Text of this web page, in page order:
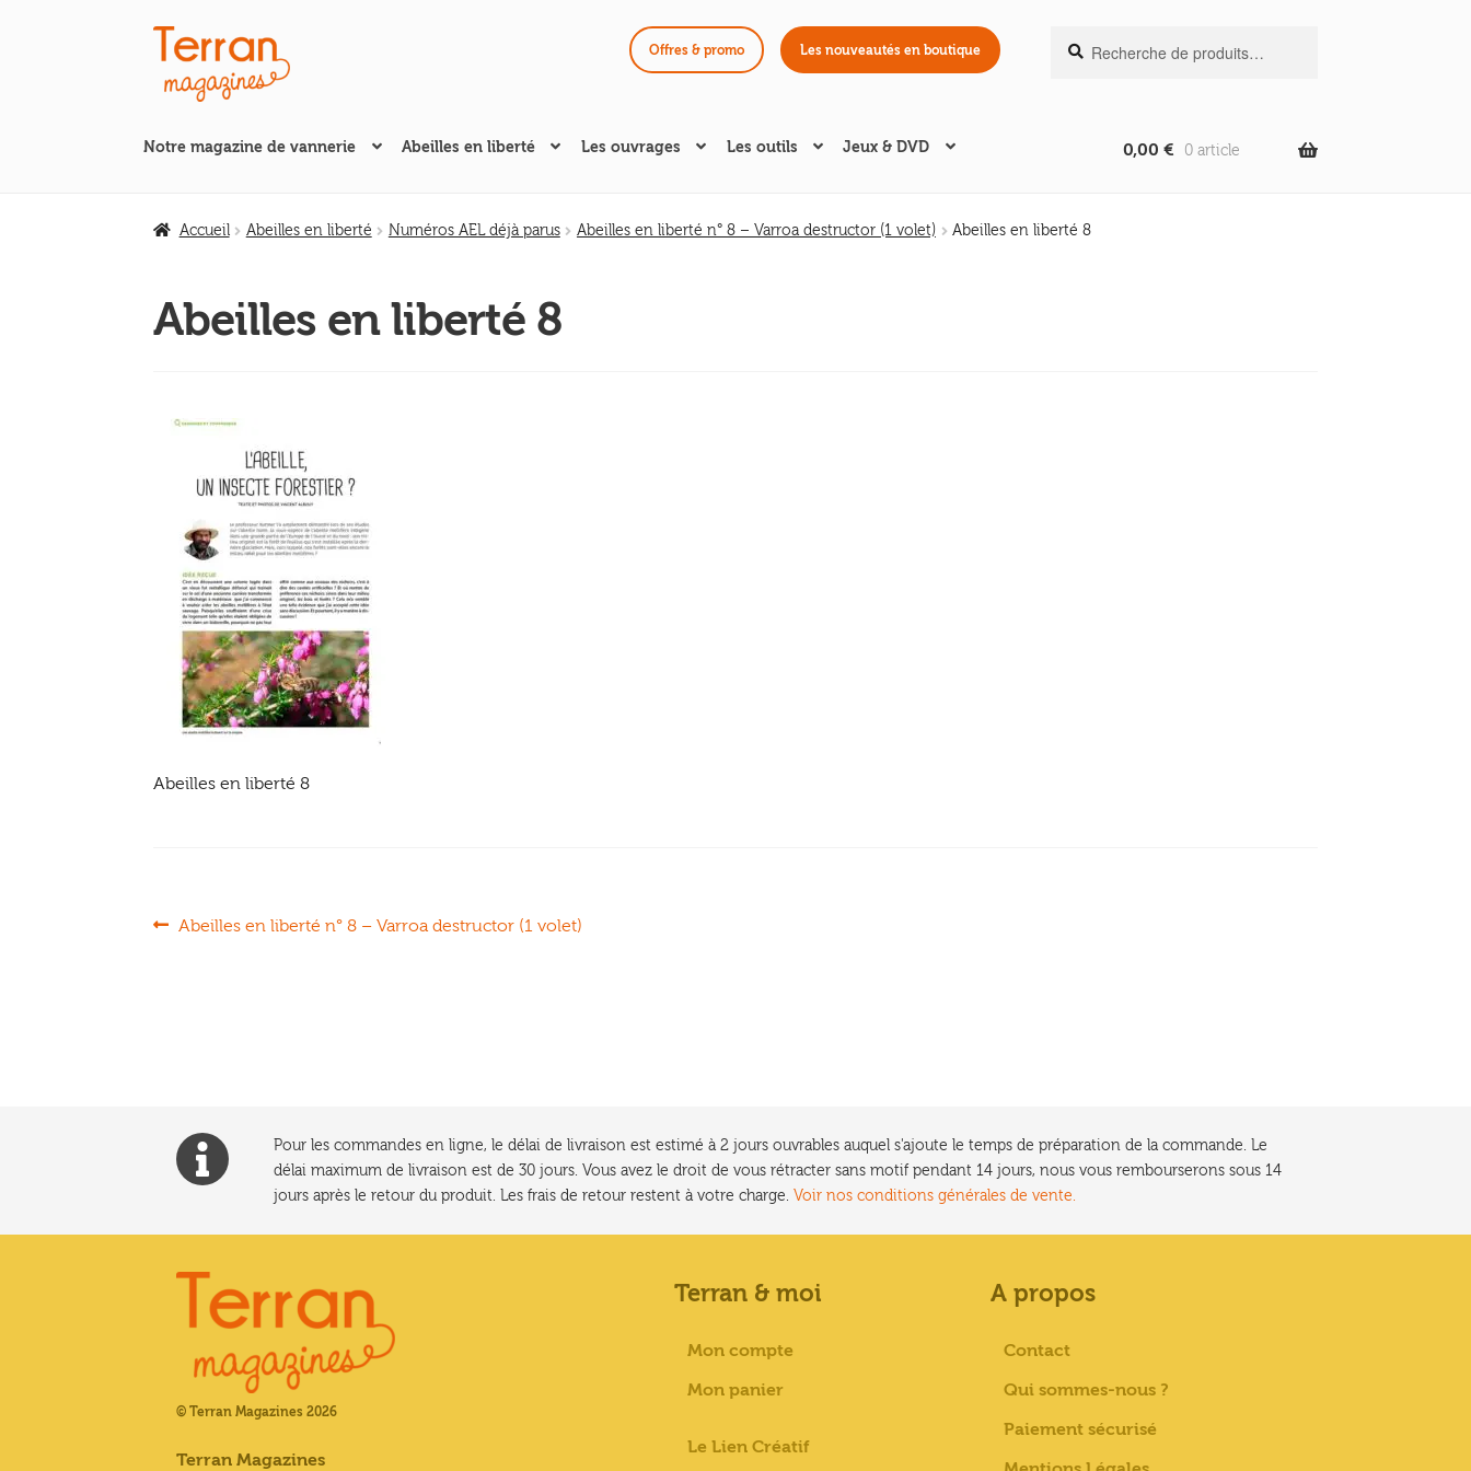
Aller
à
la
Aller
au
contenu
Offres & promo Les nouveautés en boutique
pour :
Recherche
Notre magazine de vannerie Abeilles en liberté Les ouvrages Les outils Jeux & DVD 0,00 € 0 article
Accueil Abeilles en liberté Numéros AEL déjà parus Abeilles en liberté n° 8 – Varroa destructor (1 volet) Abeilles en liberté 8
Abeilles en liberté 8
Abeilles en liberté 8
Navigation
Article
Abeilles en liberté n° 8 – Varroa destructor (1 volet)
Pour les commandes en ligne, le délai de livraison est estimé à 2 jours ouvrables auquel s'ajoute le temps de préparation de la commande. Le
délai maximum de livraison est de 30 jours. Vous avez le droit de vous rétracter sans motif pendant 14 jours, nous vous rembourserons sous 14
jours après le retour du produit. Les frais de retour restent à votre charge. Voir nos conditions générales de vente.
© Terran Magazines 2026
Terran Magazines
Terran & moi
Mon compte
Mon panier
Le Lien Créatif
A propos
Contact
Qui sommes-nous ?
Paiement sécurisé